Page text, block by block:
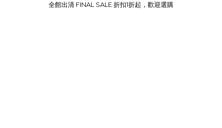
全館出清 FINAL SALE 折扣1折起，歡迎選購